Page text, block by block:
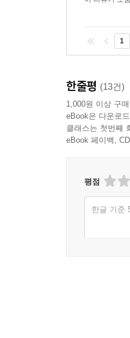
1
한줄평 (13건)
1,000원 이상 구
eBook은 다운로
클래스는 첫번째
eBook 페이백,
평점
한글 기준